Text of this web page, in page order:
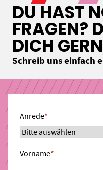
DU HAST
FRAGEN?
DICH
Schreib uns einfach
Anrede*
Vorname*